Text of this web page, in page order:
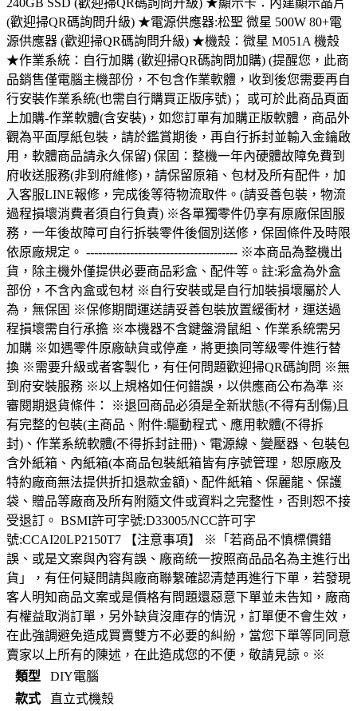
(歡迎掃QR碼詢問升級) ★電源供應器:松聖 微星 500W 80+電
源供應器 (歡迎掃QR碼詢問升級) ★機殼：微星 M051A 機殼
★作業系統：自行加購 (歡迎掃QR碼詢問加購) (提醒您，此商
品銷售僅電腦主機部份，不包含作業軟體，收到後您需要再自
行安裝作業系統(也需自行購買正版序號)； 或可於此商品頁面
上加購-作業軟體(含安裝)，如您訂單有加購正版軟體，商品外
觀為平面厚紙包裝，請於鑑賞期後，再自行拆封並輸入金鑰啟
用，軟體商品請永久保留) 保固：整機一年內硬體故障免費到
府收送服務(非到府維修)，請保留原箱、包材及所有配件，加
入客服LINE報修，完成後等待物流取件。(請妥善包裝，物流
過程損壞消費者須自行負責) ※各單獨零件仍享有原廠保固服
務，一年後故障可自行拆裝零件後個別送修，保固條件及時限
依原廠規定。 -------------------------------------- ※本商品為整機出
貨，除主機外僅提供必要商品彩盒、配件等。註:彩盒為外盒
部份，不含內盒或包材 ※自行安裝或是自行加裝損壞屬於人
為，無保固 ※保修期間運送請妥善包裝放置緩衝材，運送過
程損壞需自行承擔 ※本機器不含鍵盤滑鼠組、作業系統需另
加購 ※如遇零件原廠缺貨或停產，將更換同等級零件進行替
換 ※需要升級或者客製化，有任何問題歡迎掃QR碼詢問 ※無
到府安裝服務 ※以上規格如任何錯誤，以供應商公布為準 ※
審閱期退貨條件： ※退回商品必須是全新狀態(不得有刮傷)且
有完整的包裝(主商品、附件:驅動程式、應用軟體(不得拆
封)、作業系統軟體(不得拆封註冊)、電源線、變壓器、包裝包
含外紙箱、內紙箱(本商品包裝紙箱皆有序號管理，恕原廠及
特約廠商無法提供折扣退款金額)、配件紙箱、保麗龍、保護
袋、贈品等廠商及所有附隨文件或資料之完整性，否則恕不接
受退訂。 BSMI許可字號:D33005/NCC許可字
號:CCAI20LP2150T7 【注意事項】 ※「若商品不慎標價錯
誤、或是文案與內容有誤、廠商統一按照商品品名為主進行出
貨」，有任何疑問請與廠商聯繫確認清楚再進行下單，若發現
客人明知商品文案或是價格有問題還惡意下單並未告知，廠商
有權益取消訂單，另外缺貨沒庫存的情況，訂單便不會生效，
在此強調避免造成買賣雙方不必要的糾紛，當您下單等同同意
賣家以上所有的陳述，在此造成您的不便，敬請見諒。※
類型
DIY電腦
款式
直立式機殼